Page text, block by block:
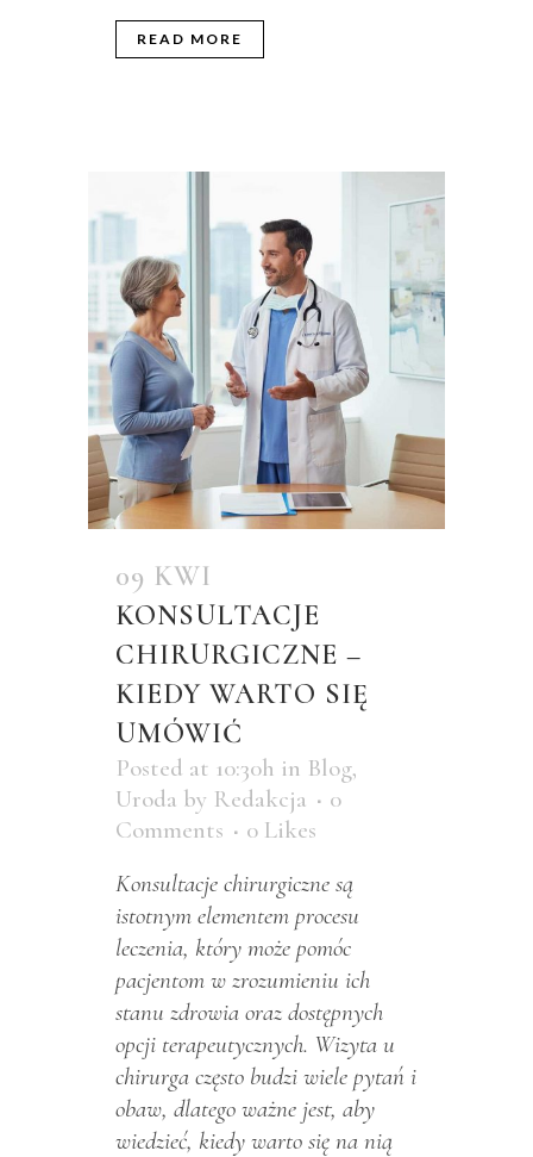
READ MORE
09 KWI
KONSULTACJE
CHIRURGICZNE –
KIEDY WARTO SIĘ
UMÓWIĆ
Posted at 10:30h in Blog,
Uroda by Redakcja
0
Comments
0 Likes
Konsultacje chirurgiczne są
istotnym elementem procesu
leczenia, który może pomóc
pacjentom w zrozumieniu ich
stanu zdrowia oraz dostępnych
opcji terapeutycznych. Wizyta u
chirurga często budzi wiele pytań i
obaw, dlatego ważne jest, aby
wiedzieć, kiedy warto się na nią